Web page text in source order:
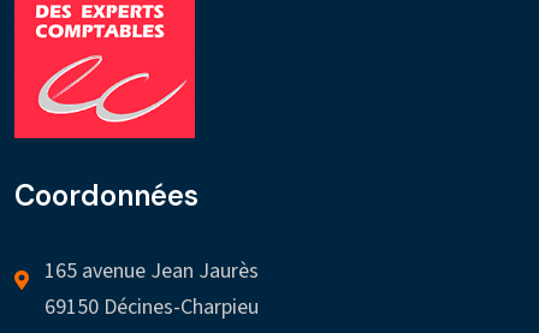
Coordonnées
165 avenue Jean Jaurès
69150 Décines-Charpieu